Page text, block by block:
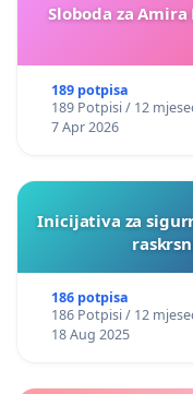
Sloboda za Amira
189 potpisa
189 Potpisi / 12
7 Apr 2026
Inicijativa za
186 potpisa
186 Potpisi / 12
18 Aug 2025